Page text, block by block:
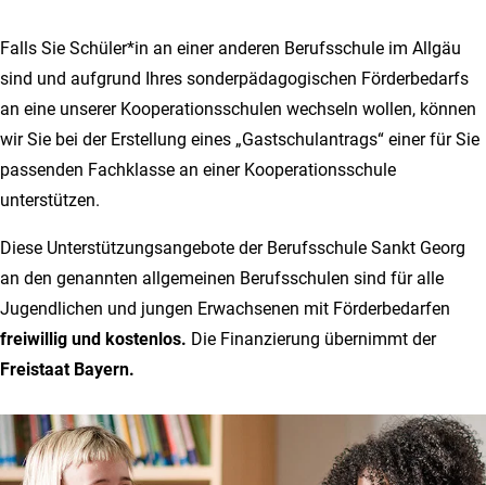
Falls Sie Schüler*in an einer anderen Berufsschule im Allgäu
sind und aufgrund Ihres sonderpädagogischen Förderbedarfs
an eine unserer Kooperationsschulen wechseln wollen, können
wir Sie bei der Erstellung eines „Gastschulantrags“ einer für Sie
passenden Fachklasse an einer Kooperationsschule
unterstützen.
Diese Unterstützungsangebote der Berufsschule Sankt Georg
an den genannten allgemeinen Berufsschulen sind für alle
Jugendlichen und jungen Erwachsenen mit Förderbedarfen
freiwillig und kostenlos. Die Finanzierung übernimmt der
Freistaat Bayern.